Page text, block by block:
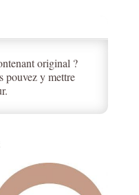
original ?
pouvez y mettre